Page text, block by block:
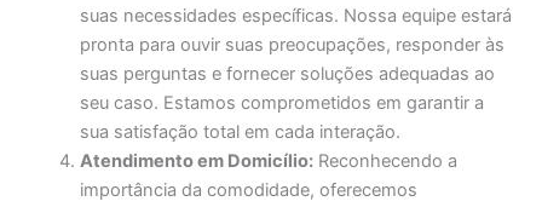
suas necessidades específicas. Nossa equipe estará
pronta para ouvir suas preocupações, responder às
suas perguntas e fornecer soluções adequadas ao
seu caso. Estamos comprometidos em garantir a
sua satisfação total em cada interação.
Atendimento em Domicílio: Reconhecendo a
importância da comodidade, oferecemos